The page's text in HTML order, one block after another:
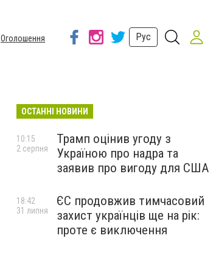
Оголошення
Рус
ОСТАННІ НОВИНИ
Трамп оцінив угоду з
Україною про надра та
заявив про вигоду для США
10:15
2 серпня
ЄС продовжив тимчасовий
захист українців ще на рік:
проте є виключення
18:42
31 липня